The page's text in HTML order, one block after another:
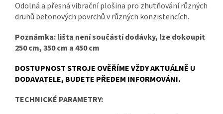
Odolná a přesná vibrační plošina pro zhutňování různých
druhů betonových povrchů v různých konzistencích.
Poznámka: lišta není součástí dodávky, lze dokoupit
250 cm, 350 cm a 450 cm
DOSTUPNOST STROJE OVĚŘÍME VŽDY AKTUÁLNĚ U
DODAVATELE, BUDETE PŘEDEM INFORMOVÁNI.
TECHNICKÉ PARAMETRY: